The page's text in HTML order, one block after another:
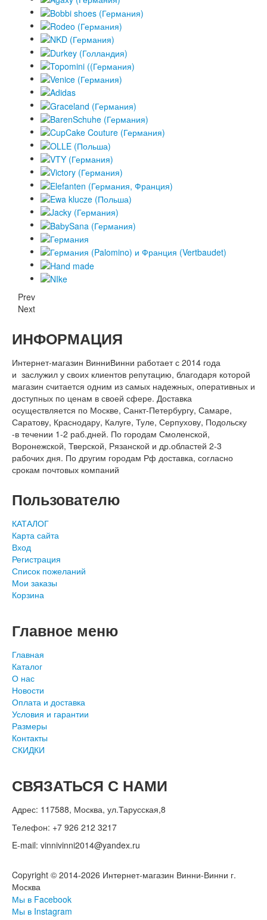
Prev
Next
ИНФОРМАЦИЯ
Интернет-магазин ВинниВинни работает с 2014 года
и заслужил у своих клиентов репутацию, благодаря которой
магазин считается одним из самых надежных, оперативных и
доступных по ценам в своей сфере. Доставка
осуществляется по Москве, Санкт-Петербургу, Самаре,
Саратову, Краснодару, Калуге, Туле, Серпухову, Подольску
-в течении 1-2 раб.дней. По городам Смоленской,
Воронежской, Тверской, Рязанской и др.областей 2-3
рабочих дня. По другим городам Рф доставка, согласно
срокам почтовых компаний
Пользователю
КАТАЛОГ
Карта сайта
Вход
Регистрация
Список пожеланий
Мои заказы
Корзина
Главное меню
Главная
Каталог
О нас
Новости
Оплата и доставка
Условия и гарантии
Размеры
Контакты
СКИДКИ
СВЯЗАТЬСЯ С НАМИ
Адрес: 117588, Москва, ул.Тарусская,8
Телефон: +7 926 212 3217
E-mail: vinnivinni2014@yandex.ru
Copyright © 2014-2026 Интернет-магазин Винни-Винни г.
Москва
Мы в Facebook
Мы в Instagram